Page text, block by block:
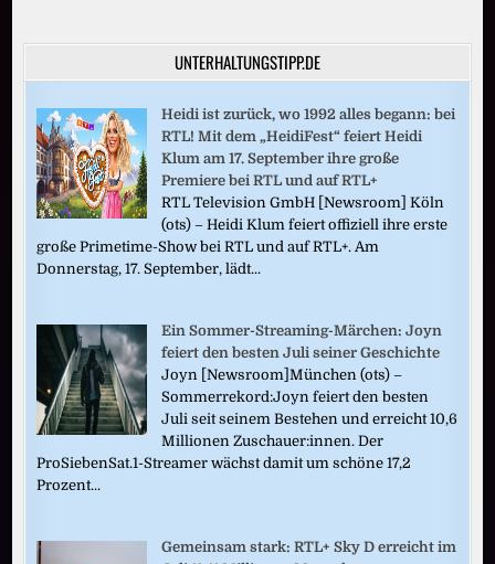
UNTERHALTUNGSTIPP.DE
Heidi ist zurück, wo 1992 alles begann: bei
RTL! Mit dem „HeidiFest“ feiert Heidi
Klum am 17. September ihre große
Premiere bei RTL und auf RTL+
RTL Television GmbH [Newsroom] Köln
(ots) – Heidi Klum feiert offiziell ihre erste
große Primetime-Show bei RTL und auf RTL+. Am
Donnerstag, 17. September, lädt...
Ein Sommer-Streaming-Märchen: Joyn
feiert den besten Juli seiner Geschichte
Joyn [Newsroom]München (ots) –
Sommerrekord:Joyn feiert den besten
Juli seit seinem Bestehen und erreicht 10,6
Millionen Zuschauer:innen. Der
ProSiebenSat.1-Streamer wächst damit um schöne 17,2
Prozent...
Gemeinsam stark: RTL+ Sky D erreicht im